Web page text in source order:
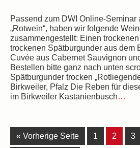
Passend zum DWI Online-Seminar
„Rotwein“, haben wir folgende
zusammengestellt: Einen
trockenen Spätburgunder aus dem
Cuvée aus Cabernet Sauvignon
Bestellen bitte ganz nach unten
Spätburgunder trocken
Birkweiler, Pfalz Die Reben für
im Birkweiler Kastanienbusch…
« Vorherige Seite 1 2 3